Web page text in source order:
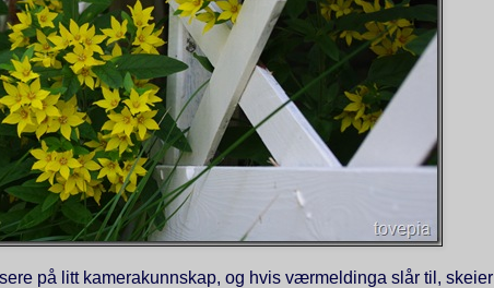
på litt kamerakunnskap, og hvis værmeldinga slår til, skeier